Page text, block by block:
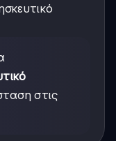
στις